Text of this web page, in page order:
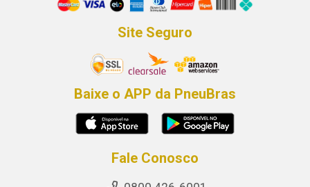
Site Seguro
Baixe o APP da PneuBras
Fale Conosco